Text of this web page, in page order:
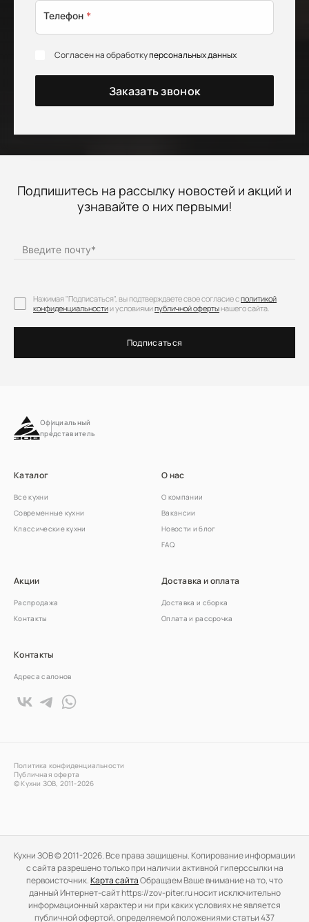
Телефон *
Согласен на обработкуперсональных данных
Заказать звонок
Подпишитесь на рассылку новостей и акций и
узнавайте о них первыми!
Введите почту*
Подписаться
Нажимая "Подписаться", вы подтверждаете свое согласие сполитикой
конфиденциальностии условиямипубличной офертынашего сайта.
Официальный
представитель
Каталог
Все кухни
Современные кухни
Классические кухни
О нас
О компании
Вакансии
Новости и блог
FAQ
Акции
Распродажа
Контакты
Доставка и оплата
Доставка и сборка
Оплата и рассрочка
Контакты
Адреса салонов
Политика конфиденциальности
Публичная оферта
© Кухни ЗОВ, 2011-2026
Кухни ЗОВ © 2011-2026. Все права защищены. Копирование информации
c сайта разрешено только при наличии активной гиперссылки на
первоисточник.Карта сайтаОбращаем Ваше внимание на то, что
данный Интернет-сайт https://zov-piter.ru носит исключительно
информационный характер и ни при каких условиях не является
публичной офертой, определяемой положениями статьи 437